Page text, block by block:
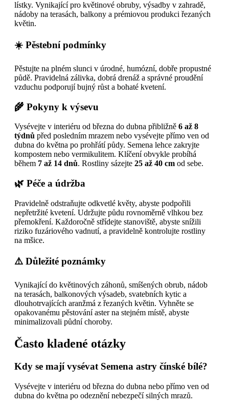
lístky. Vynikající pro květinové obruby, výsadby v zahradě,
nádoby na terasách, balkony a prémiovou produkci řezaných
květin.
☀️ Pěstební podmínky
Pěstujte na plném slunci v úrodné, humózní, dobře propustné
půdě. Pravidelná zálivka, dobrá drenáž a správné proudění
vzduchu podporují bujný růst a bohaté kvetení.
🌾 Pokyny k výsevu
Vysévejte v interiéru od března do dubna přibližně 6 až 8
týdnů před posledním mrazem nebo vysévejte přímo ven od
dubna do května po prohřátí půdy. Semena lehce zakryjte
kompostem nebo vermikulitem. Klíčení obvykle probíhá
během 7 až 14 dnů. Rostliny sázejte 25 až 40 cm od sebe.
🌿 Péče a údržba
Pravidelně odstraňujte odkvetlé květy, abyste podpořili
nepřetržité kvetení. Udržujte půdu rovnoměrně vlhkou bez
přemokření. Každoročně střídejte stanoviště, abyste snížili
riziko fuzáriového vadnutí, a pravidelně kontrolujte rostliny
na mšice.
⚠️ Důležité poznámky
Vynikající do květinových záhonů, smíšených obrub, nádob
na terasách, balkonových výsadeb, svatebních kytic a
dlouhotrvajících aranžmá z řezaných květin. Vyhněte se
opakovanému pěstování aster na stejném místě, abyste
minimalizovali půdní choroby.
Často kladené otázky
Kdy se mají vysévat Semena astry čínské bílé?
Vysévejte v interiéru od března do dubna nebo přímo ven od
dubna do května po odeznění nebezpečí silných mrazů.